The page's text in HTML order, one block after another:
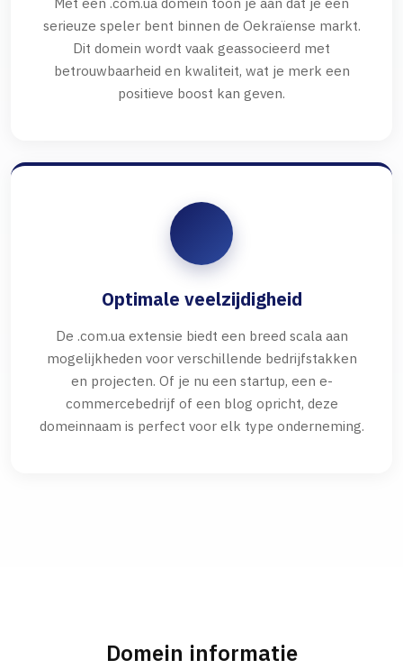
serieuze speler bent binnen de Oekraïense markt.
Dit domein wordt vaak geassocieerd met
betrouwbaarheid en kwaliteit, wat je merk een
positieve boost kan geven.
Optimale veelzijdigheid
De .com.ua extensie biedt een breed scala aan
mogelijkheden voor verschillende bedrijfstakken
en projecten. Of je nu een startup, een e-
commercebedrijf of een blog opricht, deze
domeinnaam is perfect voor elk type onderneming.
Domein informatie